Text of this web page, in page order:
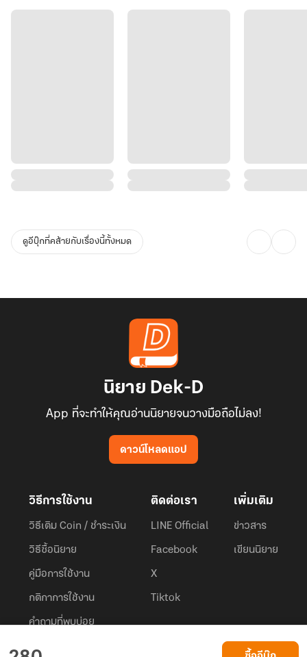
ดูอีบุ๊กที่คล้ายกับเรื่องนี้ทั้งหมด
นิยาย Dek-D
App ที่จะทำให้คุณอ่านนิยายจนวางมือถือไม่ลง!
ดาวน์โหลดแอป
วิธีการใช้งาน
วิธีเติม Coin / ชำระเงิน
วิธีซื้อนิยาย
คู่มือการใช้งาน
กติกาการใช้งาน
คำถามที่พบบ่อย
ติดต่อเรา
LINE Official
Facebook
X
Tiktok
เพิ่มเติม
ข่าวสาร
เขียนนิยาย
Dek-D.com ใช้คุกกี้เพื่อพัฒนาประสบการณ์ของ ผู้ใช้ให้ดียิ่งขึ้น